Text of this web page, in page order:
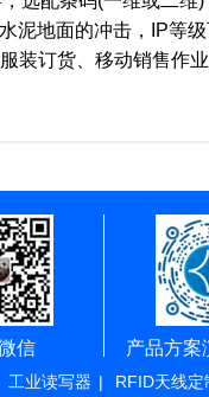
泥地面的冲击，IP等
装订货、移动销售作
信 产品方案
工业读写器 | RFID天线定